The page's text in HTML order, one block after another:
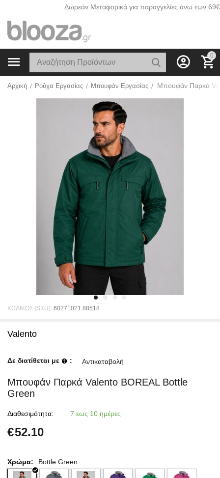
Δωρεάν Μεταφορικά για παραγγελίες άνω των 69€
0
Αρχική / Ρούχα Εργασίας / Μπουφάν Εργασίας /
ΚΩΔΙΚΟΣ (SKU): 60271021.88518
Valento
Δε διατίθεται με : Αντικαταβολή
Μπουφάν Παρκά Valento BOREAL Bottle
Green
Διαθεσιμότητα: 7 εως 10 ημέρες
€52.10
Χρώμα: Bottle Green